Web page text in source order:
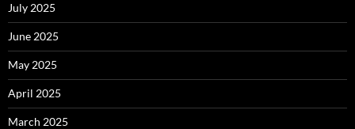
July 2025
June 2025
May 2025
April 2025
March 2025